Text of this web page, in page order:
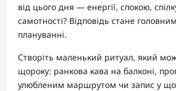
від цього дня — енергії, спокою,
самотності? Відповідь стане
плануванні.
Створіть маленький ритуал, який
щороку: ранкова кава на балконі,
улюбленим маршрутом чи запис у